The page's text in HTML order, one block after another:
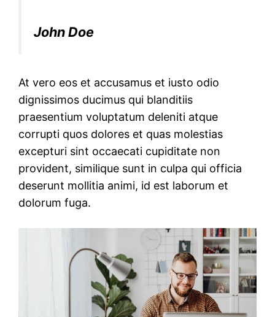
John Doe
At vero eos et accusamus et iusto odio
dignissimos ducimus qui blanditiis
praesentium voluptatum deleniti atque
corrupti quos dolores et quas molestias
excepturi sint occaecati cupiditate non
provident, similique sunt in culpa qui officia
deserunt mollitia animi, id est laborum et
dolorum fuga.